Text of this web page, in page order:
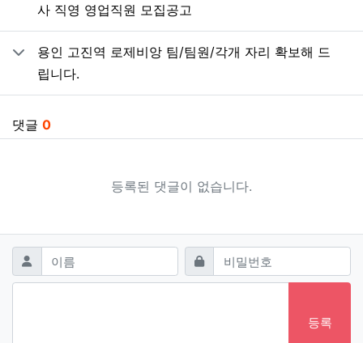
사 직영 영업직원 모집공고
용인 고진역 로제비앙 팀/팀원/각개 자리 확보해 드
립니다.
댓글 0
등록된 댓글이 없습니다.
댓글쓰기
이름 필수 비밀번호필수
등록